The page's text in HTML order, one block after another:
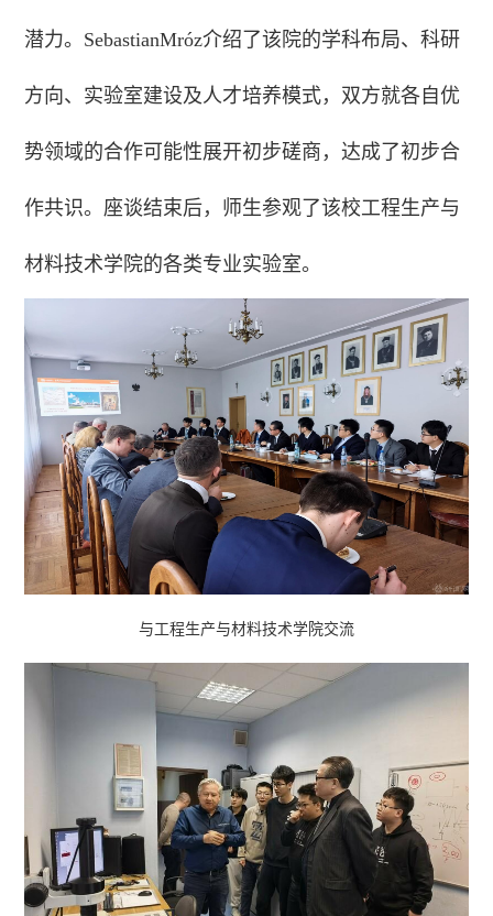
潜力。SebastianMróz介绍了该院的学科布局、科研
方向、实验室建设及人才培养模式，双方就各自优
势领域的合作可能性展开初步磋商，达成了初步合
作共识。座谈结束后，师生参观了该校工程生产与
材料技术学院的各类专业实验室。
与工程生产与材料技术学院交流